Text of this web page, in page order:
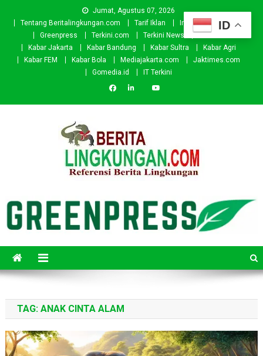
Jumat, Agustus 07, 2026
Tentang Beritalingkungan.com
Tarif Iklan Investor
Donasi
Greenpress
Terkini.com Terkini News
Kabar.id
Kabar Jakarta
Kabar Bandung Kabar Sultra
Kabar Agri
Kabar FEM
Kabar Bola Mediajakarta.com
Jaktimes.com
Gomedia.id
IT Terkini
TAG: ANAK CINTA ALAM
ID